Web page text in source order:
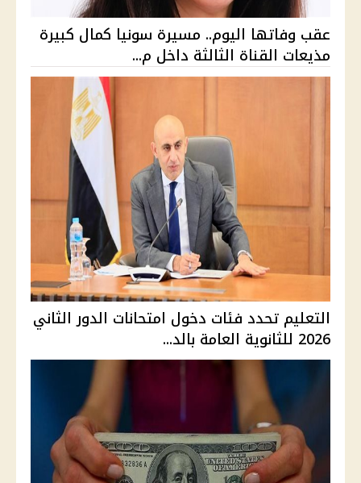
عقب وفاتها اليوم.. مسيرة سونيا كمال كبيرة
مذيعات القناة الثالثة داخل م...
التعليم تحدد فئات دخول امتحانات الدور الثاني
2026 للثانوية العامة بالد...